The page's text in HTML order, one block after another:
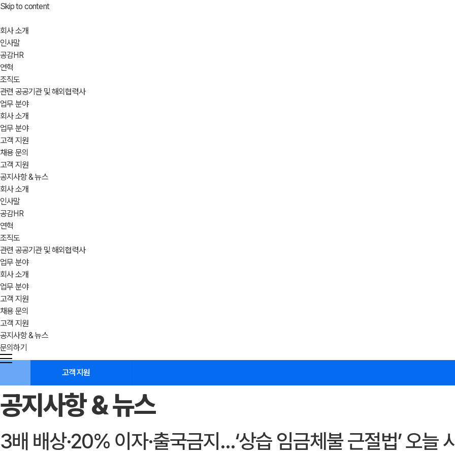
Skip to content
회사 소개
인사말
공감HR
연혁
조직도
관련 공공기관 및 해외협력사
업무 분야
회사 소개
업무 분야
고객 지원
채용 문의
고객 지원
공지사항 & 뉴스
회사 소개
인사말
공감HR
연혁
조직도
관련 공공기관 및 해외협력사
업무 분야
회사 소개
업무 분야
고객 지원
채용 문의
고객 지원
공지사항 & 뉴스
문의하기
고객 지원
공지사항 & 뉴스
3배 배상·20% 이자·출국금지…‘상습 임금체불 근절법’ 오늘